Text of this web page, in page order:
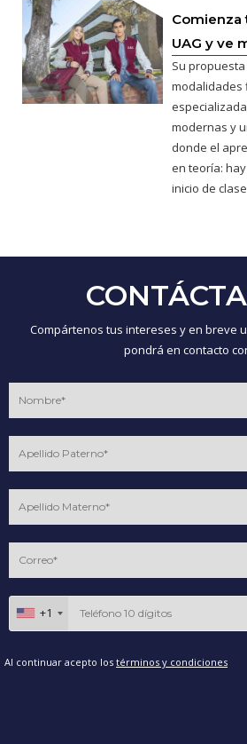
Comienza
UAG y ve
Su
modalidades
modernas y
donde el
en teoría:
inicio de
Compártenos tus intereses y en breve
pondrá en contacto
+1
Al continuar acepto los términos y condiciones